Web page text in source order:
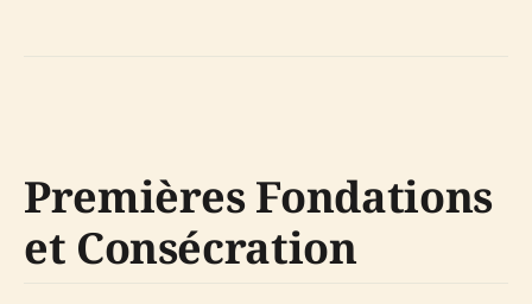
Premières Fondations
et Consécration